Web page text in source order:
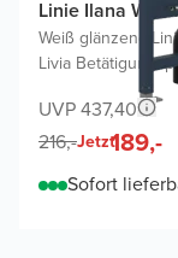
Linie Ilana WC
Weiß glänzend
Livia
UVP 437,40
216,-Jetzt189,-
Sofort